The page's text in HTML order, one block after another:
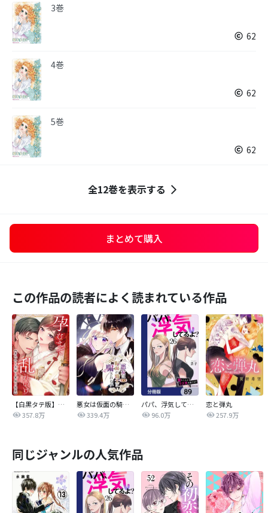
3巻
62
4巻
62
5巻
62
全12巻を表示する
まとめて購入
この作品の読者によく読まれている作品
【白黒タテ版】孕むまで乱れいけ～身代わり花嫁と軍服の猛愛
357.8万
悪女は仮面の騎士に騙されない
339.4万
パパ、浮気してるよ？娘と二人でクズ夫を捨てます【分冊版】
96.0万
恋と弾丸
257.9万
同じジャンルの人気作品